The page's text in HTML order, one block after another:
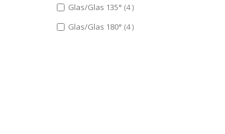
Glas/Glas 135° 4items
Glas/Glas 180° 4items